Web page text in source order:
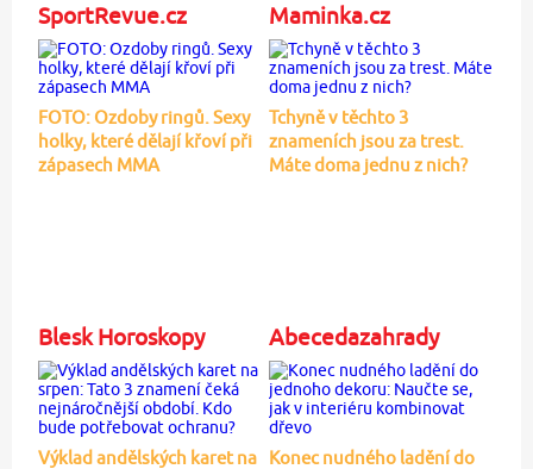
SportRevue.cz
FOTO: Ozdoby ringů. Sexy
holky, které dělají křoví při
zápasech MMA
Maminka.cz
Tchyně v těchto 3
znameních jsou za trest.
Máte doma jednu z nich?
Blesk Horoskopy
Výklad andělských karet na
Abecedazahrady
Konec nudného ladění do